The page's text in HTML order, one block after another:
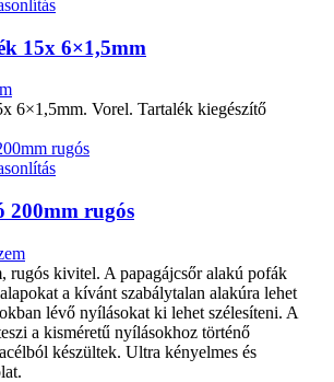
15x 6×1,5mm
6×1,5mm. Vorel. Tartalék kiegészítő
200mm rugós
rugós kivitel. A papagájcsőr alakú pofák
a kívánt szabálytalan alakúra lehet
lévő nyílásokat ki lehet szélesíteni. A
a kisméretű nyílásokhoz történő
készültek. Ultra kényelmes és